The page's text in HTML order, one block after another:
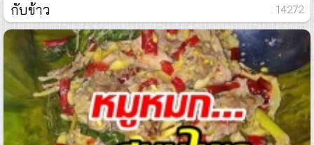
กับข้าว
: 14272